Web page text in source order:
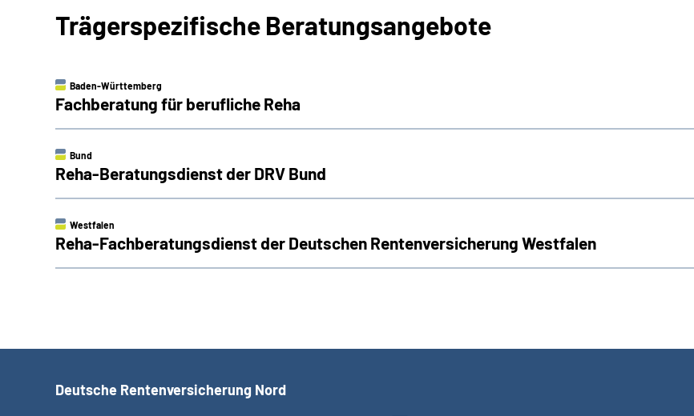
Trägerspezifische Beratungsangebote
Baden-Württemberg
Fachberatung für berufliche Reha
Bund
Reha-Beratungsdienst der DRV Bund
Westfalen
Reha-Fachberatungsdienst der Deutschen Rentenversicherung Westfalen
Deutsche Rentenversicherung Nord